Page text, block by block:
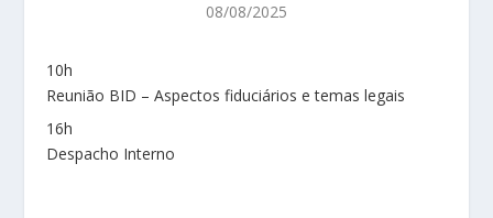
08/08/2025
10h
Reunião BID – Aspectos fiduciários e temas legais
16h
Despacho Interno